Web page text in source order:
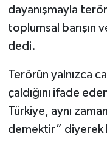
dayanışmayla
toplumsal barışın
dedi.
Terörün yalnızca
çaldığını ifade
Türkiye, aynı
demektir” diyerek